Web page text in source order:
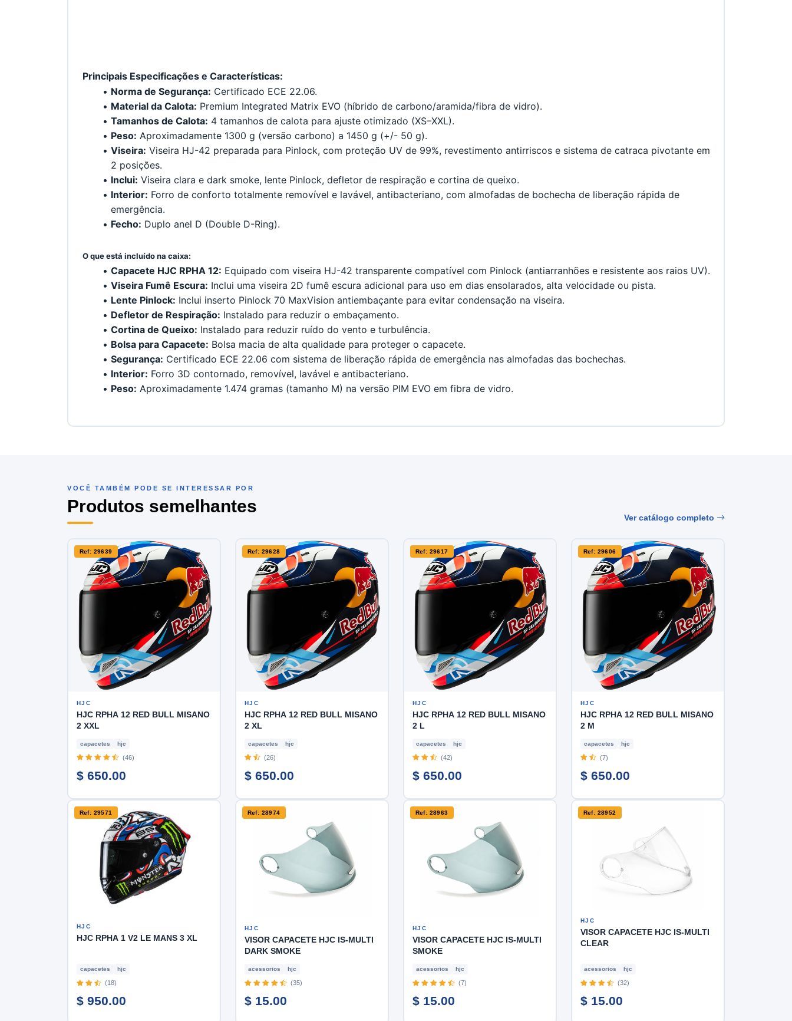
Principais Especificações e Características:
Norma de Segurança: Certificado ECE 22.06.
Material da Calota: Premium Integrated Matrix EVO (híbrido de carbono/aramida/fibra de vidro).
Tamanhos de Calota: 4 tamanhos de calota para ajuste otimizado (XS–XXL).
Peso: Aproximadamente 1300 g (versão carbono) a 1450 g (+/- 50 g).
Viseira: Viseira HJ-42 preparada para Pinlock, com proteção UV de 99%, revestimento antirriscos e sistema de catraca pivotante em
2 posições.
Inclui: Viseira clara e dark smoke, lente Pinlock, defletor de respiração e cortina de queixo.
Interior: Forro de conforto totalmente removível e lavável, antibacteriano, com almofadas de bochecha de liberação rápida de
emergência.
Fecho: Duplo anel D (Double D-Ring).
﻿O que está incluído na caixa:
Capacete HJC RPHA 12: Equipado com viseira HJ-42 transparente compatível com Pinlock (antiarranhões e resistente aos raios UV).
Viseira Fumê Escura: Inclui uma viseira 2D fumê escura adicional para uso em dias ensolarados, alta velocidade ou pista.
Lente Pinlock: Inclui inserto Pinlock 70 MaxVision antiembaçante para evitar condensação na viseira.
Defletor de Respiração: Instalado para reduzir o embaçamento.
Cortina de Queixo: Instalado para reduzir ruído do vento e turbulência.
Bolsa para Capacete: Bolsa macia de alta qualidade para proteger o capacete.
Segurança: Certificado ECE 22.06 com sistema de liberação rápida de emergência nas almofadas das bochechas.
Interior: Forro 3D contornado, removível, lavável e antibacteriano.
Peso: Aproximadamente 1.474 gramas (tamanho M) na versão PIM EVO em fibra de vidro.
VOCÊ TAMBÉM PODE SE INTERESSAR POR
Produtos semelhantes
Ver catálogo completo
Ref: 29639
HJC
HJC RPHA 12 RED BULL MISANO
2 XXL
capacetes hjc
(46)
$ 650.00
Ref: 29628
HJC
HJC RPHA 12 RED BULL MISANO
2 XL
capacetes hjc
(26)
$ 650.00
Ref: 29617
HJC
HJC RPHA 12 RED BULL MISANO
2 L
capacetes hjc
(42)
$ 650.00
Ref: 29606
HJC
HJC RPHA 12 RED BULL MISANO
2 M
capacetes hjc
(7)
$ 650.00
Ref: 29571
HJC
HJC RPHA 1 V2 LE MANS 3 XL
capacetes hjc
(18)
$ 950.00
Ref: 28974
HJC
VISOR CAPACETE HJC IS-MULTI
DARK SMOKE
acessorios hjc
(35)
$ 15.00
Ref: 28963
HJC
VISOR CAPACETE HJC IS-MULTI
SMOKE
acessorios hjc
(7)
$ 15.00
Ref: 28952
HJC
VISOR CAPACETE HJC IS-MULTI
CLEAR
acessorios hjc
(32)
$ 15.00